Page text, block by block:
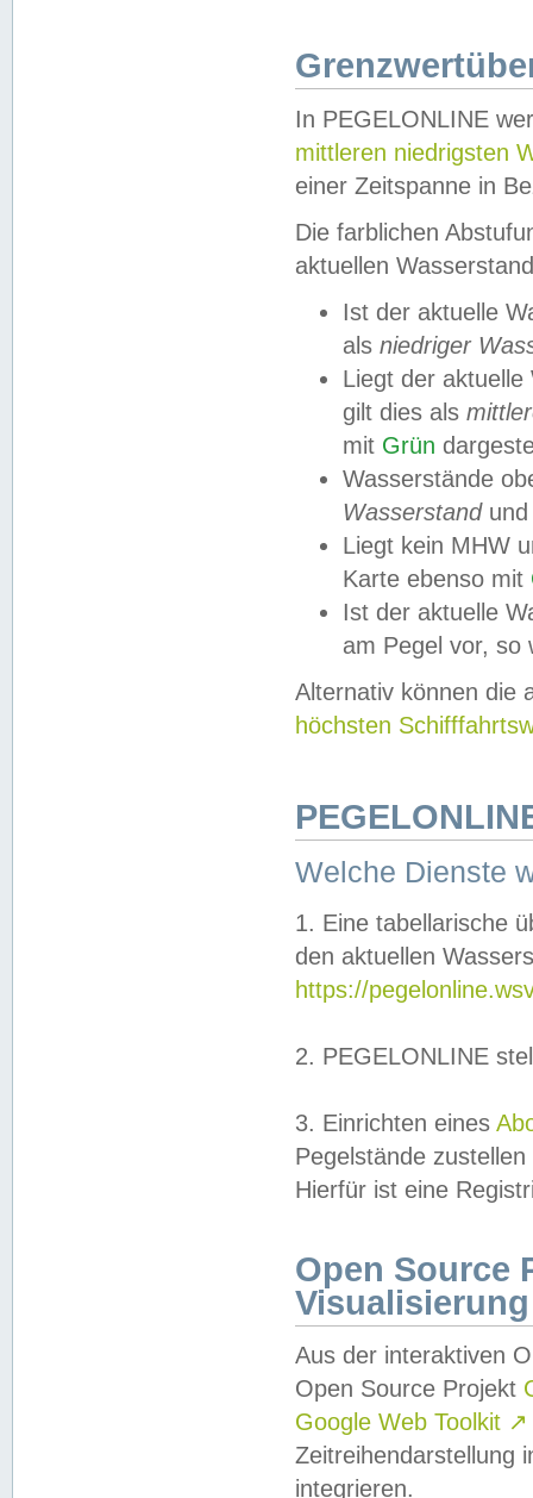
In PEGELONLINE
mittleren niedrigsten
einer Zeitspanne in
Die farblichen
aktuellen
Ist der aktuelle
als niedriger
Liegt der
gilt dies als
mit Grün
Wasserstände
Wasserstandund
Liegt kein MHW
Karte ebenso mit
Ist der aktuelle
am Pegel vor,
Alternativ können die
höchsten
Welche Dienste
1. Eine tabellarische
den aktuellen
https://
2. PEGELONLINE
3. Einrichten eines
Pegelstände
Hierfür ist eine
Open Source
Visualisierung
Aus der interaktiven
Open Source Projekt
Google Web Toolkit ↗
Zeitreihendarstellung
integrieren.